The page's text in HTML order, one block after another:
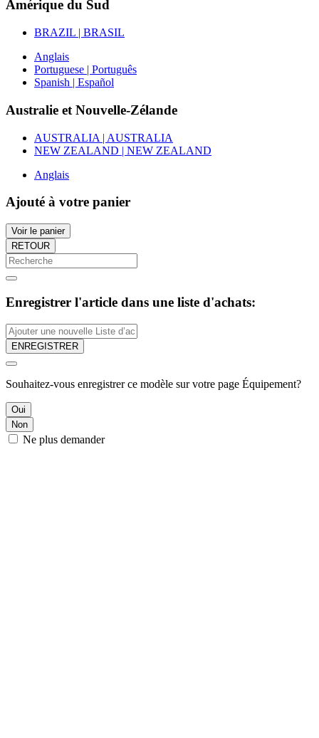
Amérique du Sud
BRAZIL | BRASIL
Anglais
Portuguese | Português
Spanish | Español
Australie et Nouvelle-Zélande
AUSTRALIA | AUSTRALIA
NEW ZEALAND | NEW ZEALAND
Anglais
Ajouté à votre panier
Voir le panier
RETOUR
Enregistrer l'article dans une liste d'achats:
ENREGISTRER
Souhaitez-vous enregistrer ce modèle sur votre page Équipement?
Oui
Non
Ne plus demander